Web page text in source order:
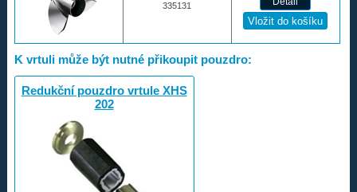
Nákupní řád
Reklamační řád
Úvod
733 327 427
335131
K vrtuli může být nutné přikoupit pouzdro:
Redukční pouzdro vrtule XHS
202